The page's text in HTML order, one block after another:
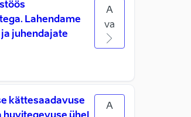
Lahendame
juhendajate
A
va
kättesaadavuse
A